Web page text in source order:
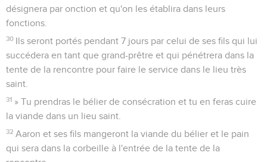
désignera par onction et qu'on les établira dans leurs
fonctions.
30 Ils seront portés pendant 7 jours par celui de ses fils qui lui
succédera en tant que grand-prêtre et qui pénétrera dans la
tente de la rencontre pour faire le service dans le lieu très
saint.
31 » Tu prendras le bélier de consécration et tu en feras cuire
la viande dans un lieu saint.
32 Aaron et ses fils mangeront la viande du bélier et le pain
qui sera dans la corbeille à l'entrée de la tente de la